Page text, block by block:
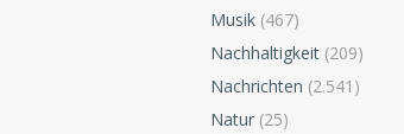
Musik (467)
Nachhaltigkeit (209)
Nachrichten (2.541)
Natur (25)